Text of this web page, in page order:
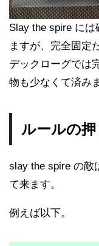
Slay the spire に
ますが、完全固定
デックローグでは
物も少なくて済み
ルールの
slay the spire の敵
て来ます。
例えば以下。